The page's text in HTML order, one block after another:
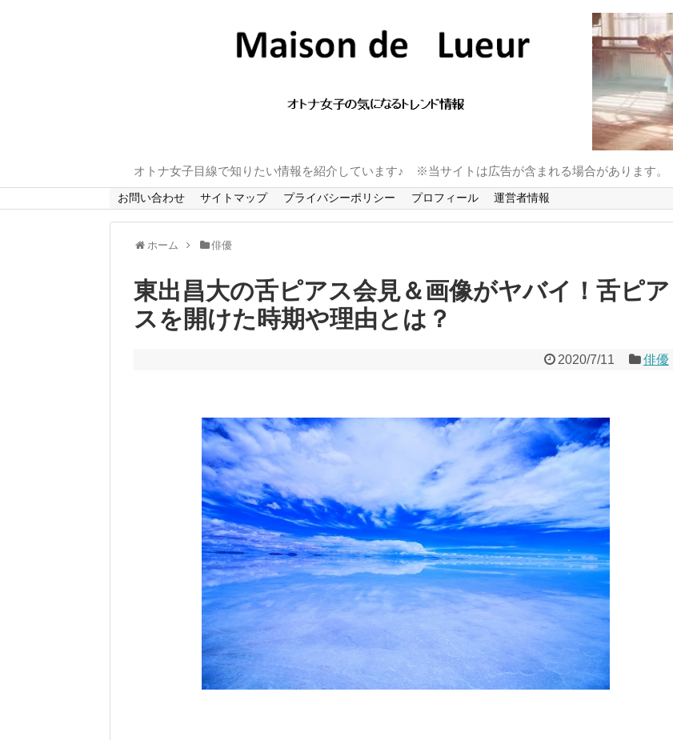
オトナ女子目線で知りたい情報を紹介しています♪ ※当サイトは広告が含まれる場合があります。
お問い合わせ サイトマップ プライバシーポリシー プロフィール 運営者情報
ホーム 俳優
東出昌大の舌ピアス会見＆画像がヤバイ！舌ピア
スを開けた時期や理由とは？
2020/7/11 俳優